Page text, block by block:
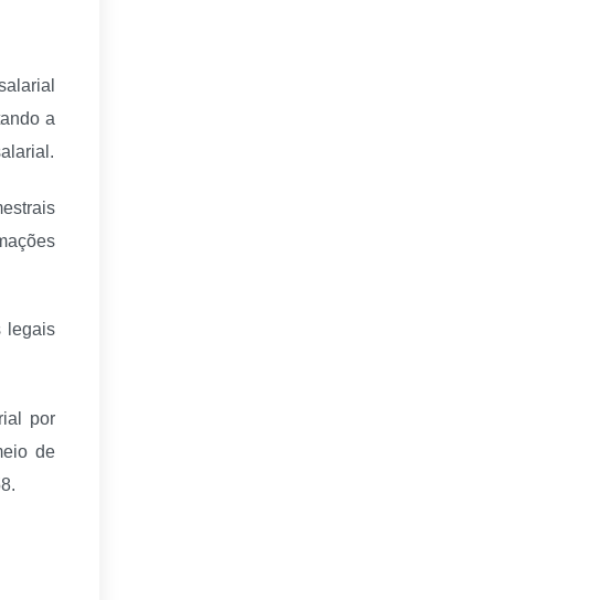
a
legais
por
de